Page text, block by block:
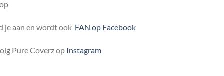
je aan en wordt ook FAN op Facebook
Pure Coverz op Instagram